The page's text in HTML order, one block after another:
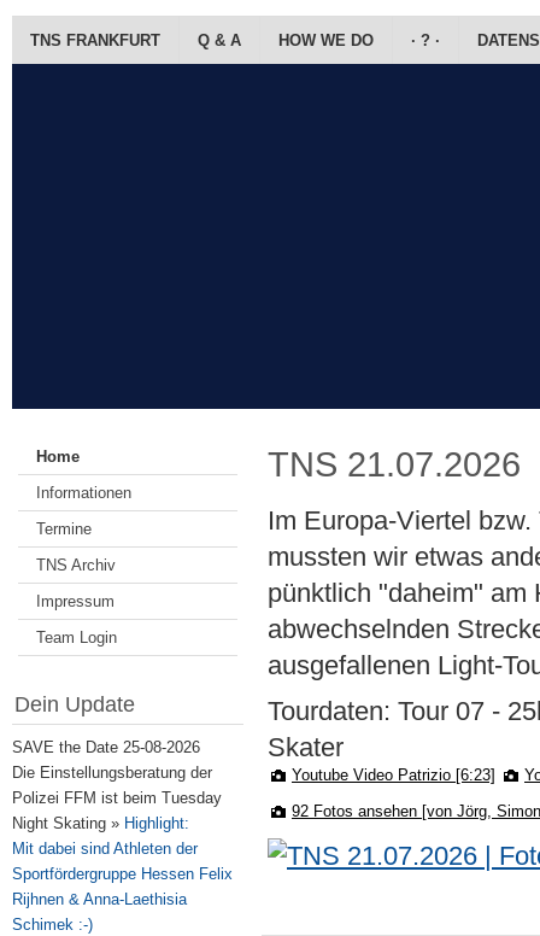
TNS FRANKFURT Q & A HOW WE DO · ? ·
Home
Informationen
Termine
TNS Archiv
Impressum
Team Login
Dein Update
SAVE the Date 25-08-2026
Die Einstellungsberatung der
Polizei FFM ist beim Tuesday
Night Skating » Highlight:
Mit dabei sind Athleten der
Sportfördergruppe Hessen Felix
Rijhnen & Anna-Laethisia
Schimek :-)
TNS 21.07.2026
Im Europa-Viertel
mussten wir etwas
pünktlich "daheim" am
abwechselnden
ausgefallenen Light-
Tourdaten: Tour 07 -
Skater
Youtube Video Patrizio [6:23]
92 Fotos ansehen [von Jörg,